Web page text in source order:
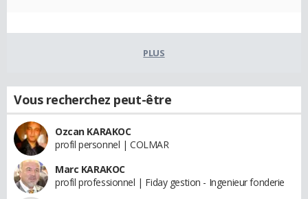
PLUS
Vous recherchez peut-être
Ozcan KARAKOC
profil personnel | COLMAR
Marc KARAKOC
profil professionnel | Fiday gestion - Ingenieur fonderie